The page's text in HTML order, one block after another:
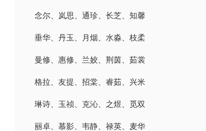
念尔、岚思、通珍、长芝、知馨
垂华、丹玉、月烟、水淼、枝柔
曼修、惠修、兰姣、荆茵、茹裳
格拉、友提、招棠、睿茹、兴米
琳诗、玉祯、克沁、之煜、觅双
丽卓、慕影、韦静、禄英、麦华